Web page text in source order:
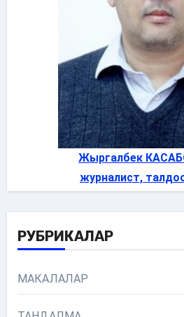
Жыргалбек
журналист,
РУБРИКАЛАР
МАКАЛАЛАР